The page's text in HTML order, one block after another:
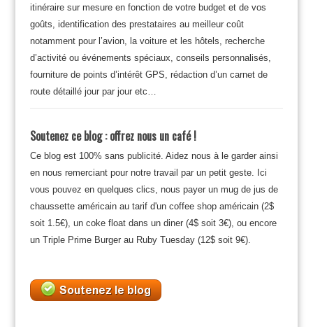
itinéraire sur mesure en fonction de votre budget et de vos
goûts, identification des prestataires au meilleur coût
notamment pour l’avion, la voiture et les hôtels, recherche
d’activité ou événements spéciaux, conseils personnalisés,
fourniture de points d’intérêt GPS, rédaction d’un carnet de
route détaillé jour par jour etc…
Soutenez ce blog : offrez nous un café !
Ce blog est 100% sans publicité. Aidez nous à le garder ainsi
en nous remerciant pour notre travail par un petit geste. Ici
vous pouvez en quelques clics, nous payer un mug de jus de
chaussette américain au tarif d'un coffee shop américain (2$
soit 1.5€), un coke float dans un diner (4$ soit 3€), ou encore
un Triple Prime Burger au Ruby Tuesday (12$ soit 9€).